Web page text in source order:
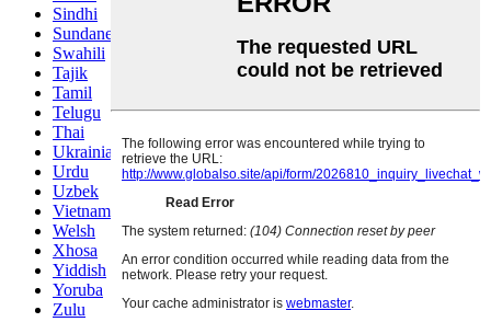
Sindhi
Sundanese
Swahili
Tajik
Tamil
Telugu
Thai
Ukrainian
Urdu
Uzbek
Vietnamese
Welsh
Xhosa
Yiddish
Yoruba
Zulu